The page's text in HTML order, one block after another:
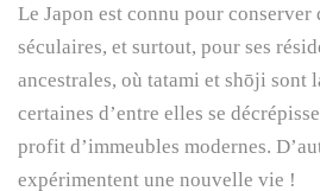
Le Japon est connu pour
séculaires, et surtout, pour ses
ancestrales, où tatami et shōji sont
certaines d’entre elles se
profit d’immeubles modernes.
expérimentent une nouvelle vie !